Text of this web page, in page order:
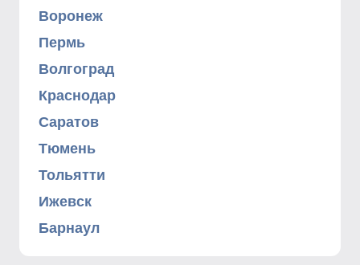
Воронеж
Пермь
Волгоград
Краснодар
Саратов
Тюмень
Тольятти
Ижевск
Барнаул